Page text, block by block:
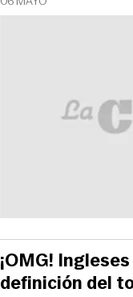
¡OMG!
definición del